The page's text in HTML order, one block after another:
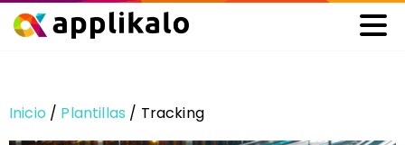
Inicio / Plantillas / Tracking